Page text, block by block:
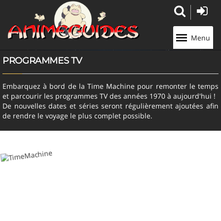
Menu
PROGRAMMES TV
Embarquez à bord de la Time Machine pour remonter le temps
et parcourir les programmes TV des années 1970 à aujourd'hui !
De nouvelles dates et séries seront régulièrement ajoutées afin
de rendre le voyage le plus complet possible.
Panneau de gestion des cookies